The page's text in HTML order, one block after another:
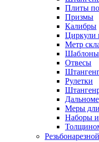
Плиты
Призмы
Калибры
Циркули
Метр
Шаблоны
Отвесы
Рулетки
Меры
Наборы